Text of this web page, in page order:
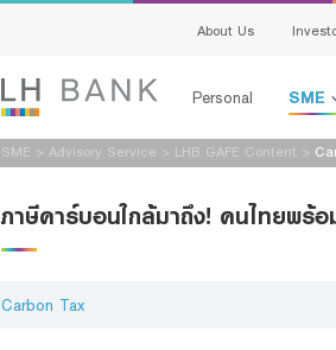
About Us
Personal SME
SME > Advisory Service > LHB GAFE Content >
ภาษีคาร์บอนใกล้มาถึง! คนไทยพร้
Carbon Tax